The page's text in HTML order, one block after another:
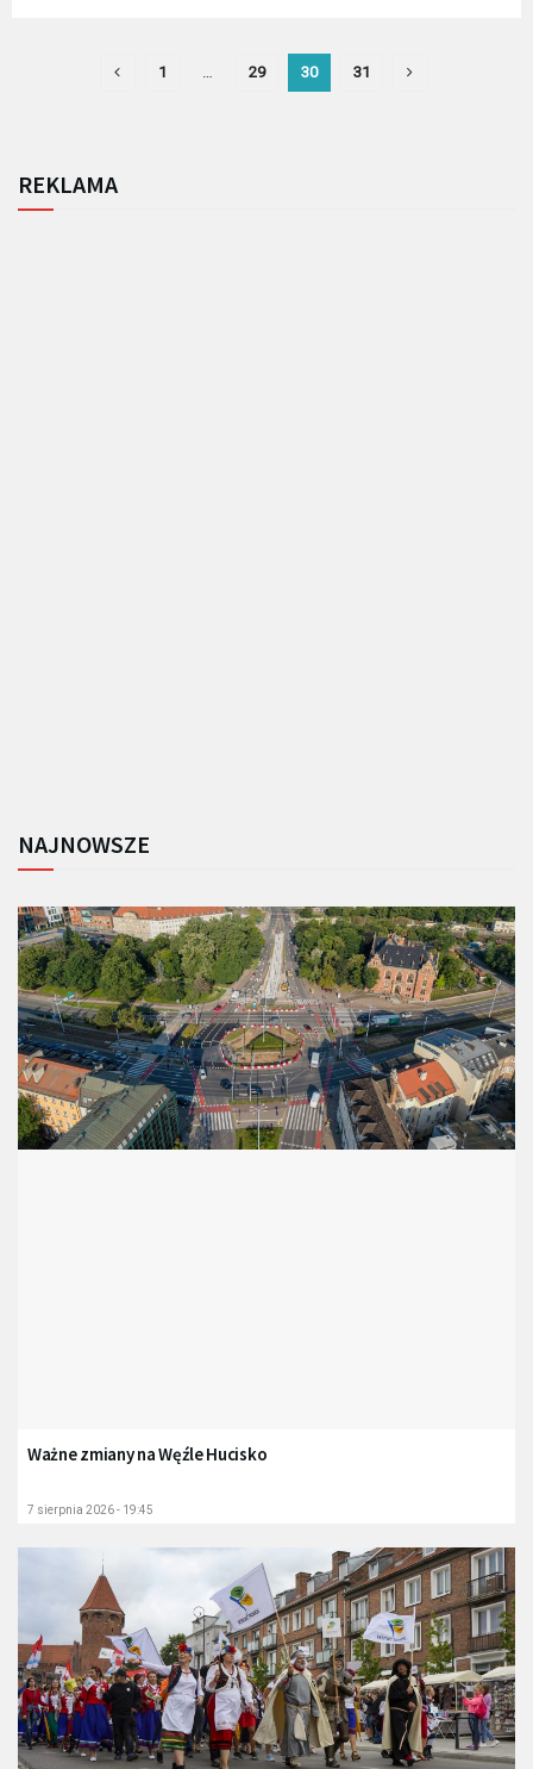
1 29 30 31
REKLAMA
NAJNOWSZE
Ważne zmiany na Węźle Hucisko
7 sierpnia 2026 - 19:45